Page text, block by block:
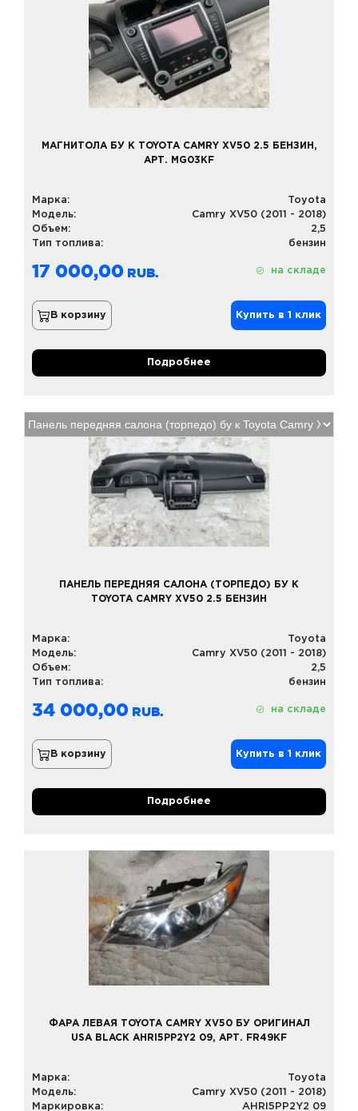
МАГНИТОЛА БУ К TOYOTA CAMRY XV50 2.5 БЕНЗИН,
АРТ. MG03KF
Марка:
Toyota
Модель:
Camry XV50 (2011 - 2018)
Объем:
2,5
Тип топлива:
бензин
17 000,00 на складе
В корзину Купить в 1 клик
Подробнее
ПАНЕЛЬ ПЕРЕДНЯЯ САЛОНА (ТОРПЕДО) БУ К
TOYOTA CAMRY XV50 2.5 БЕНЗИН
Марка:
Toyota
Модель:
Camry XV50 (2011 - 2018)
Объем:
2,5
Тип топлива:
бензин
34 000,00 на складе
В корзину Купить в 1 клик
Подробнее
ФАРА ЛЕВАЯ TOYOTA CAMRY XV50 БУ ОРИГИНАЛ
USA BLACK AHRI5PP2Y2 09, АРТ. FR49KF
Марка:
Toyota
Модель:
Camry XV50 (2011 - 2018)
Маркировка:
AHRI5PP2Y2 09